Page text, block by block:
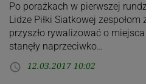
Po porażkach w pierwszej
Lidze Piłki Siatkowej
przyszło rywalizować o
stanęły naprzeciwko…
access_time 12.03.2017 10:02